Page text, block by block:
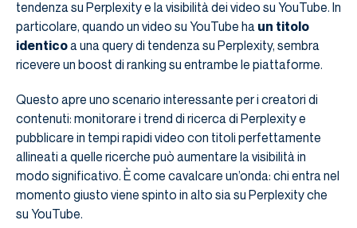
tendenza su Perplexity e la visibilità dei video su YouTube. In
particolare, quando un video su YouTube ha un titolo
identicoa una query di tendenza su Perplexity, sembra
ricevere un boost di ranking su entrambe le piattaforme.
Questo apre uno scenario interessante per i creatori di
contenuti: monitorare i trend di ricerca di Perplexity e
pubblicare in tempi rapidi video con titoli perfettamente
allineati a quelle ricerche può aumentare la visibilità in
modo significativo. È come cavalcare un’onda: chi entra nel
momento giusto viene spinto in alto sia su Perplexity che
su YouTube.